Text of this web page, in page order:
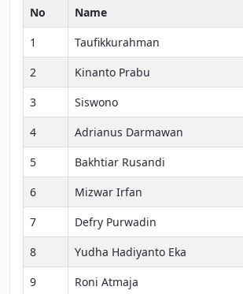
No Name
1
Taufikkurahman
2
Kinanto Prabu
3
Siswono
4
Adrianus Darmawan
5
Bakhtiar Rusandi
6
Mizwar Irfan
7
Defry Purwadin
8
Yudha Hadiyanto Eka
9
Roni Atmaja